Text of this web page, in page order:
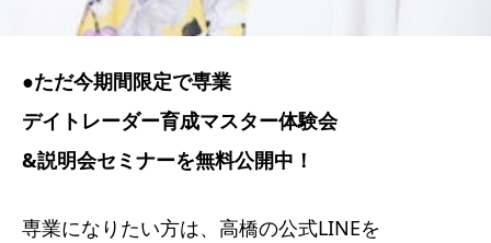
●ただ今期間限定で専業
デイトレーダー育成マスター体験会
&説明会セミナーを無料公開中！
専業になりたい方は、高橋の公式LINEを